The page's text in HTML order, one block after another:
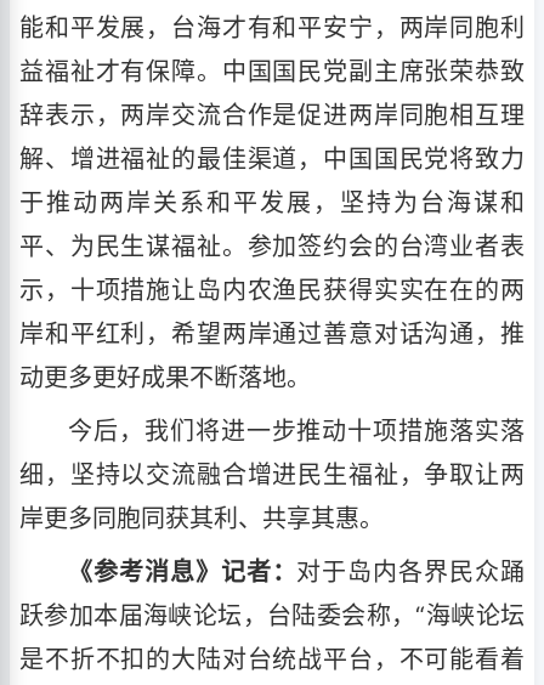
能和平发展，台海才有和平安宁，两岸同胞利
益福祉才有保障。中国国民党副主席张荣恭致
辞表示，两岸交流合作是促进两岸同胞相互理
解、增进福祉的最佳渠道，中国国民党将致力
于推动两岸关系和平发展，坚持为台海谋和
平、为民生谋福祉。参加签约会的台湾业者表
示，十项措施让岛内农渔民获得实实在在的两
岸和平红利，希望两岸通过善意对话沟通，推
动更多更好成果不断落地。
今后，我们将进一步推动十项措施落实落
细，坚持以交流融合增进民生福祉，争取让两
岸更多同胞同获其利、共享其惠。
《参考消息》记者： 对于岛内各界民众踊
跃参加本届海峡论坛，台陆委会称，“海峡论坛
是不折不扣的大陆对台统战平台，不可能看着